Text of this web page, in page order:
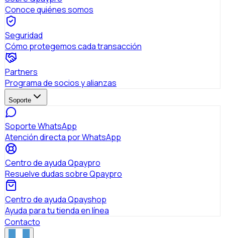
Conoce quiénes somos
Seguridad
Cómo protegemos cada transacción
Partners
Programa de socios y alianzas
Soporte
Soporte WhatsApp
Atención directa por WhatsApp
Centro de ayuda Qpaypro
Resuelve dudas sobre Qpaypro
Centro de ayuda Qpayshop
Ayuda para tu tienda en línea
Contacto